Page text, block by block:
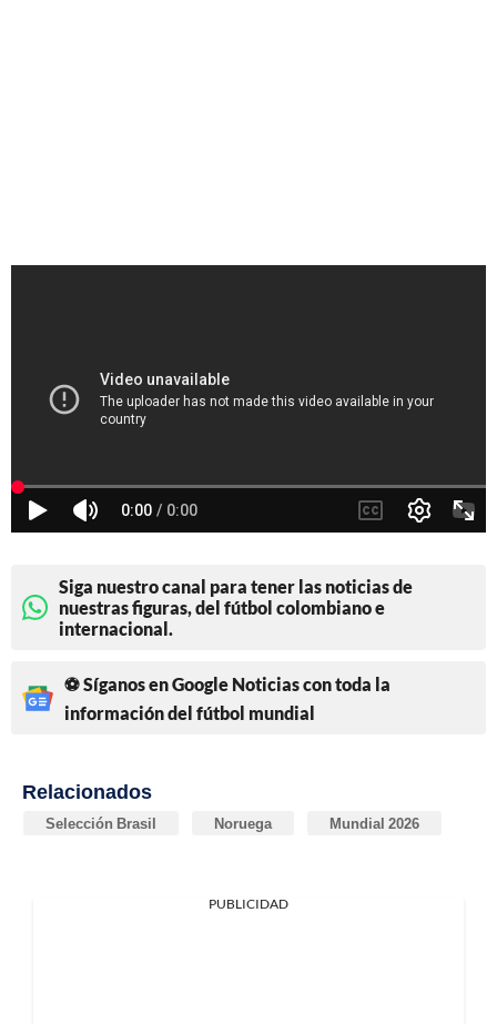
Siga nuestro canal para tener las noticias de
nuestras figuras, del fútbol colombiano e
internacional.
⚽ Síganos en Google Noticias con toda la
información del fútbol mundial
Relacionados
Selección Brasil Noruega Mundial 2026
PUBLICIDAD